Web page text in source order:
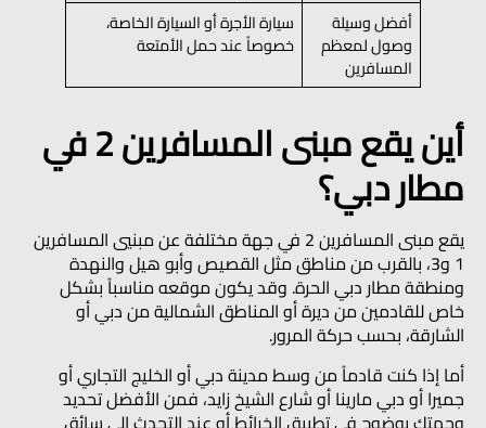
أفضل وسيلة
وصول لمعظم
المسافرين
سيارة الأجرة أو السيارة الخاصة،
خصوصاً عند حمل الأمتعة
أين يقع مبنى المسافرين 2 في
مطار دبي؟
يقع مبنى المسافرين 2 في جهة مختلفة عن مبنيي المسافرين
1 و3، بالقرب من مناطق مثل القصيص وأبو هيل والنهدة
ومنطقة مطار دبي الحرة. وقد يكون موقعه مناسباً بشكل
خاص للقادمين من ديرة أو المناطق الشمالية من دبي أو
الشارقة، بحسب حركة المرور.
أما إذا كنت قادماً من وسط مدينة دبي أو الخليج التجاري أو
جميرا أو دبي مارينا أو شارع الشيخ زايد، فمن الأفضل تحديد